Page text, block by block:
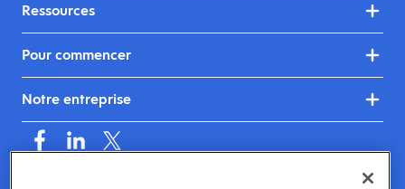
Ressources
Pour commencer
Notre entreprise